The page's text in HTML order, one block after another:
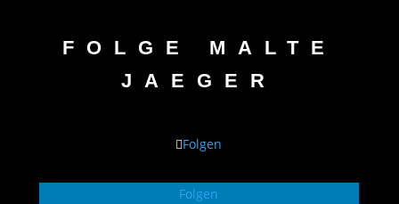
FOLGE MALTE
JAEGER
Folgen
Folgen